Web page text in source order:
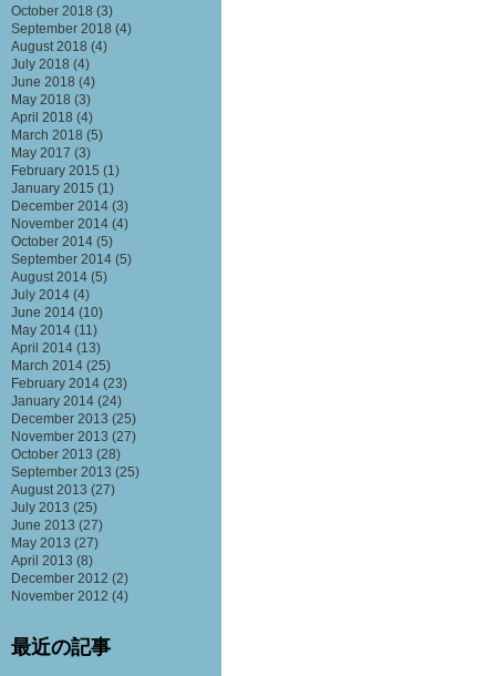
October 2018 (3)
September 2018 (4)
August 2018 (4)
July 2018 (4)
June 2018 (4)
May 2018 (3)
April 2018 (4)
March 2018 (5)
May 2017 (3)
February 2015 (1)
January 2015 (1)
December 2014 (3)
November 2014 (4)
October 2014 (5)
September 2014 (5)
August 2014 (5)
July 2014 (4)
June 2014 (10)
May 2014 (11)
April 2014 (13)
March 2014 (25)
February 2014 (23)
January 2014 (24)
December 2013 (25)
November 2013 (27)
October 2013 (28)
September 2013 (25)
August 2013 (27)
July 2013 (25)
June 2013 (27)
May 2013 (27)
April 2013 (8)
December 2012 (2)
November 2012 (4)
最近の記事